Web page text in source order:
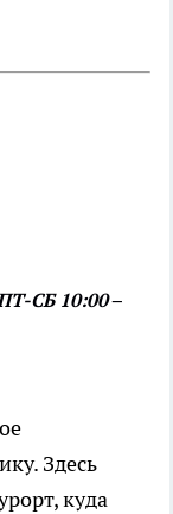
СБ 10:00 –
Здесь
куда